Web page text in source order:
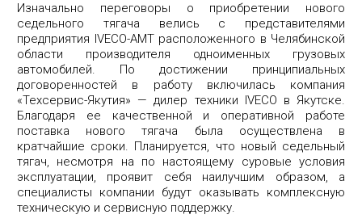
Изначально переговоры о приобретении нового
седельного тягача велись с представителями
предприятия IVECO-AMT расположенного в Челябинской
области производителя одноименных грузовых
автомобилей. По достижении принципиальных
договоренностей в работу включилась компания
«Техсервис-Якутия» — дилер техники IVECO в Якутске.
Благодаря ее качественной и оперативной работе
поставка нового тягача была осуществлена в
кратчайшие сроки. Планируется, что новый седельный
тягач, несмотря на по настоящему суровые условия
эксплуатации, проявит себя наилучшим образом, а
специалисты компании будут оказывать комплексную
техническую и сервисную поддержку.